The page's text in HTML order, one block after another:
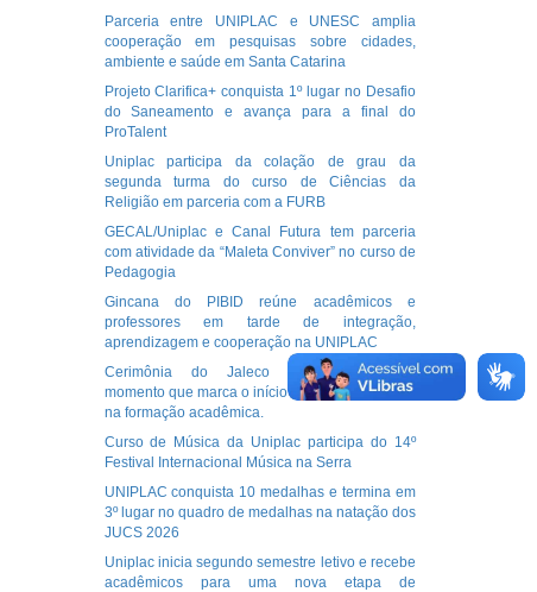
Parceria entre UNIPLAC e UNESC amplia
cooperação em pesquisas sobre cidades,
ambiente e saúde em Santa Catarina
Projeto Clarifica+ conquista 1º lugar no Desafio
do Saneamento e avança para a final do
ProTalent
Uniplac participa da colação de grau da
segunda turma do curso de Ciências da
Religião em parceria com a FURB
GECAL/Uniplac e Canal Futura tem parceria
com atividade da “Maleta Conviver” no curso de
Pedagogia
Gincana do PIBID reúne acadêmicos e
professores em tarde de integração,
aprendizagem e cooperação na UNIPLAC
Cerimônia do Jaleco Enfermagem: um
momento que marca o início de uma nova etapa
na formação acadêmica.
Curso de Música da Uniplac participa do 14º
Festival Internacional Música na Serra
UNIPLAC conquista 10 medalhas e termina em
3º lugar no quadro de medalhas na natação dos
JUCS 2026
Uniplac inicia segundo semestre letivo e recebe
acadêmicos para uma nova etapa de